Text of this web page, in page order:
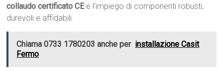
collaudo certificato CEe l’impiego di componenti robusti,
durevoli e affidabili.
Chiama 0733 1780203 anche per installazione Casit
Fermo